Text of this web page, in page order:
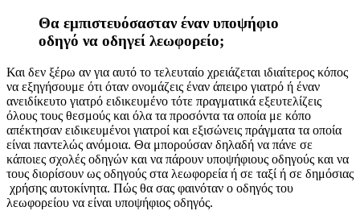
Θα εμπιστευόσασταν έναν υποψήφιο
οδηγό να οδηγεί λεωφορείο;
Και δεν ξέρω αν για αυτό το τελευταίο χρειάζεται ιδιαίτερος κόπος
να εξηγήσουμε ότι όταν ονομάζεις έναν άπειρο γιατρό ή έναν
ανειδίκευτο γιατρό ειδικευμένο τότε πραγματικά εξευτελίζεις
όλους τους θεσμούς και όλα τα προσόντα τα οποία με κόπο
απέκτησαν ειδικευμένοι γιατροί και εξισώνεις πράγματα τα οποία
είναι παντελώς ανόμοια. Θα μπορούσαν δηλαδή να πάνε σε
κάποιες σχολές οδηγών και να πάρουν υποψήφιους οδηγούς και να
τους διορίσουν ως οδηγούς στα λεωφορεία ή σε ταξί ή σε δημόσιας
χρήσης αυτοκίνητα. Πώς θα σας φαινόταν ο οδηγός του
λεωφορείου να είναι υποψήφιος οδηγός.